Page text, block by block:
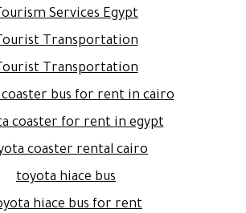
Services Egypt
Transportation
Transportation
bus for rent in cairo
coaster for rent in egypt
coaster rental cairo
toyota hiace bus
hiace bus for rent